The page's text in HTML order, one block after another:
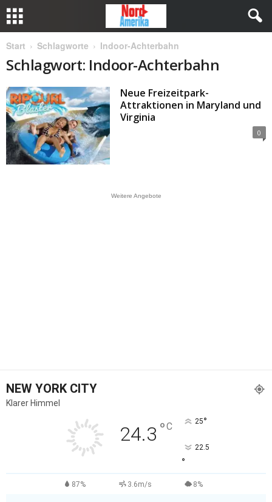
Start Schlagworte Indoor-Achterbahn
Schlagwort: Indoor-Achterbahn
Neue Freizeitpark­-
Attraktionen in Maryland und
Virginia
0
Weitere Angebote
NEW YORK CITY
Klarer Himmel
24.3 °C 25°
22.5
°
87% 3.6m/s 8%